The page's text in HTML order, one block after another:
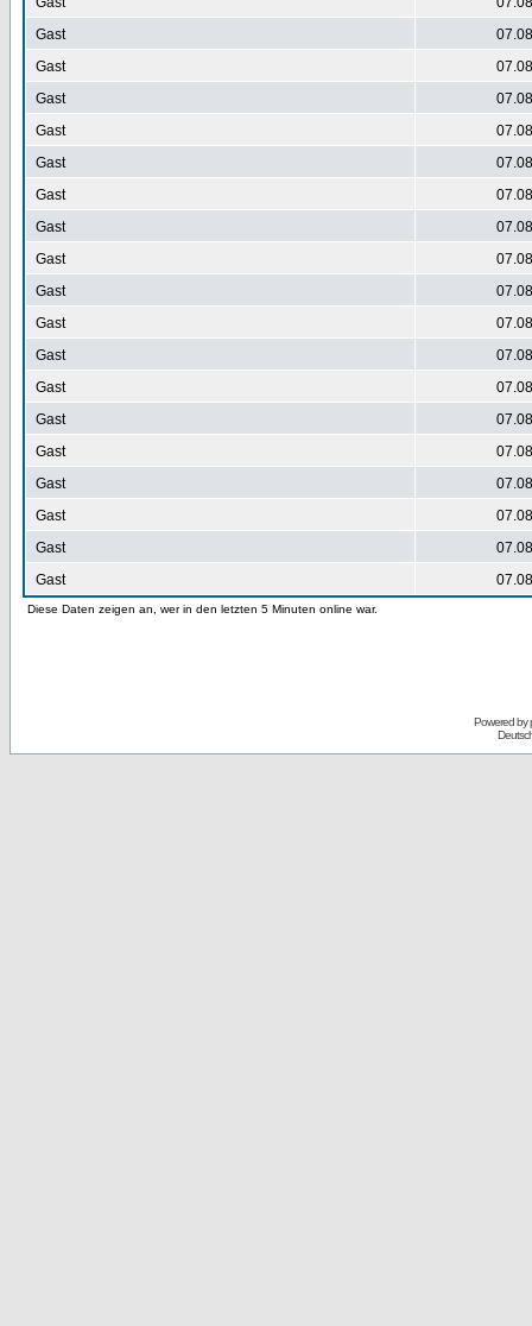
Gast
Gast
Gast
Gast
Gast
Gast
Gast
Gast
Gast
Gast
Gast
Gast
Gast
Gast
Gast
Gast
Gast
Gast
Diese Daten zeigen an, wer in den letzten 5 Minuten online war.
Powered by